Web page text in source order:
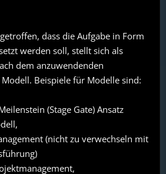
dass die Aufgabe in Form
werden soll, stellt sich als
dem anzuwendenden
Beispiele für Modelle sind:
(Stage Gate) Ansatz
(nicht zu verwechseln mit